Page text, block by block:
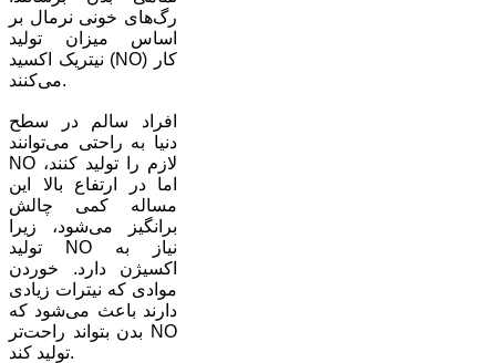
رگ‌های خونی نرمال بر
اساس میزان تولید
نیتریک اکسید (NO) کار
می‌کنند.
افراد سالم در سطح
دنیا به راحتی می‌توانند
NO لازم را تولید کنند،
اما در ارتفاع بالا این
مساله کمی چالش
برانگیز می‌شود، زیرا
تولید NO نیاز به
اکسیژن دارد. خوردن
موادی که نیترات زیادی
دارند باعث می‌شود که
بدن بتواند راحت‌تر NO
تولید کند.